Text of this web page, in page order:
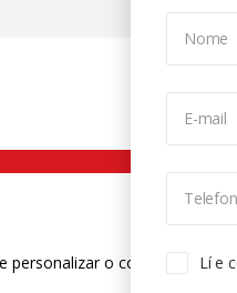
Nome
E-mail
Lí e
personalizar o conteúdo. Para